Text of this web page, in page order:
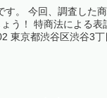
す。 今回、調査した
う！ 特商法による
東京都渋谷区渋谷3丁